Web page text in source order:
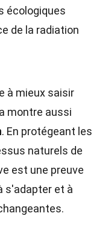
écologiques
de la radiation
à mieux saisir
montre aussi
. En protégeant les
naturels de
est une preuve
s'adapter et à